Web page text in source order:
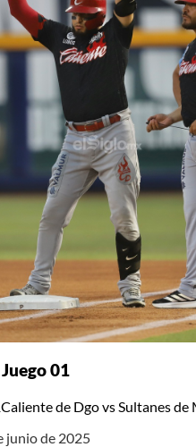
01
de Dgo vs Sultanes de
junio de 2025